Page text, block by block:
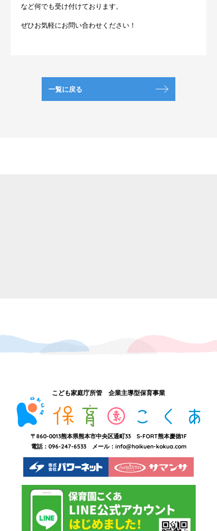
など何でも受け付けております。
ぜひお気軽にお問い合わせください！
一覧に戻る
こども家庭庁所管 企業主導型保育事業
〒860-0013熊本県熊本市中央区通町33
S-FORT熊本慶徳1F
電話：096-247-6533 メール： info@hoikuen-kokua.com